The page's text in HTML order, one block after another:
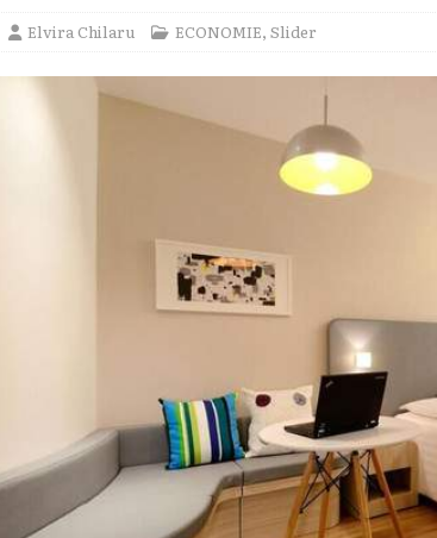
Elvira Chilaru ECONOMIE, Slider